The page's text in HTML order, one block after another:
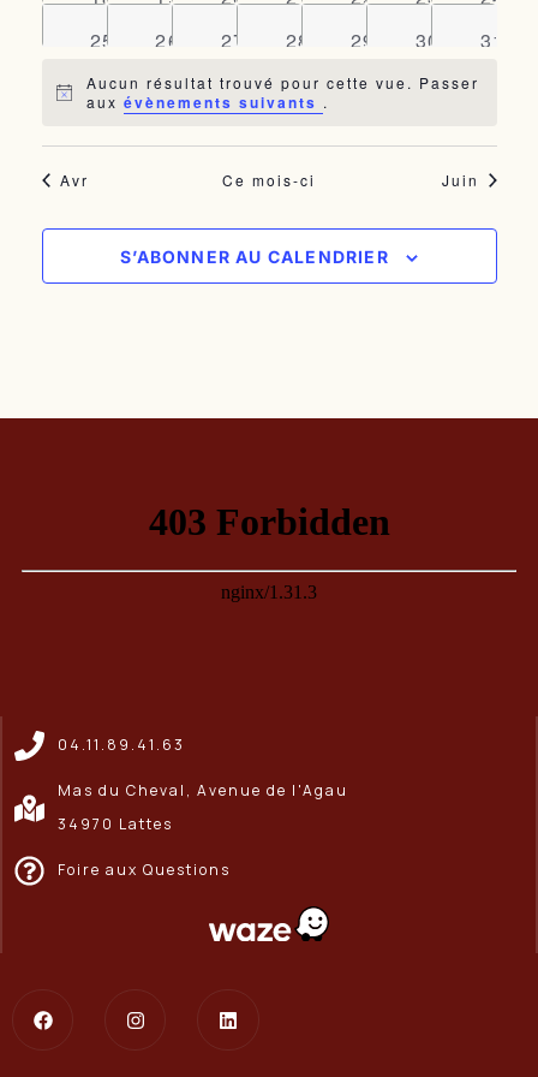
0
25
0
26
0
27
0
28
0
29
0
30
0
31
Notice
Aucun résultat trouvé pour cette vue. Passer
auxévènements suivants .
Avr Ce mois-ci Juin
S’ABONNER AU CALENDRIER
04.11.89.41.63
Mas du Cheval, Avenue de l'Agau
34970 Lattes
Foire aux Questions